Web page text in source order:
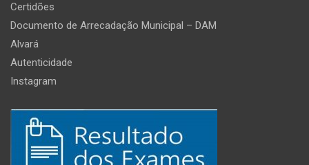
Certidões
Documento de Arrecadação Municipal – DAM
Alvará
Autenticidade
Instagram